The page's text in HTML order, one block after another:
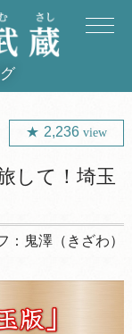
2,236view
して！埼玉
： 鬼澤（きざわ）